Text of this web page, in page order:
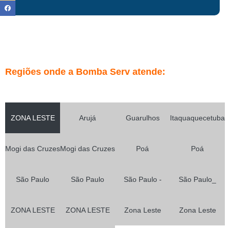
Regiões onde a Bomba Serv atende:
ZONA LESTE Arujá Guarulhos Itaquaquecetuba
Mogi das CruzesMogi das Cruzes Poá Poá
São Paulo São Paulo São Paulo - São Paulo_
ZONA LESTE ZONA LESTE Zona Leste Zona Leste